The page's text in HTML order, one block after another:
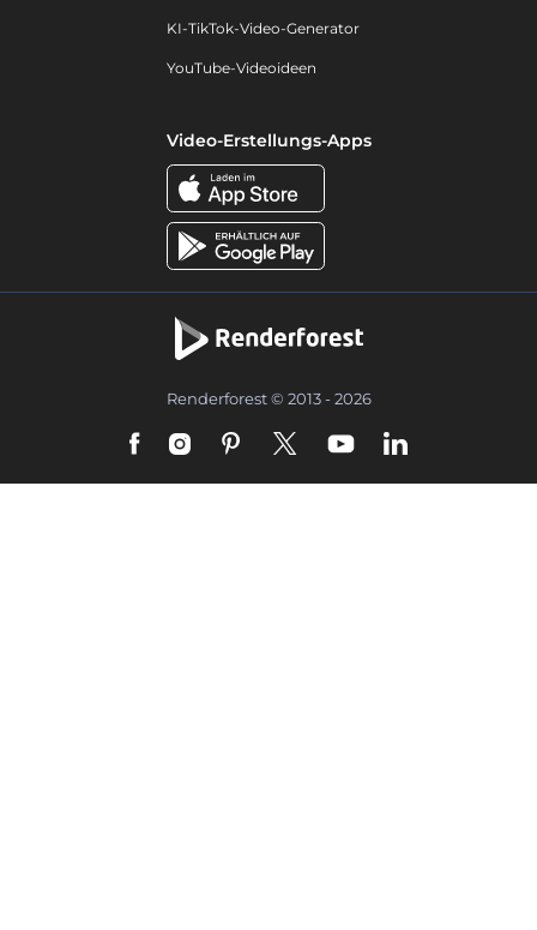
KI-TikTok-Video-Generator
YouTube-Videoideen
Video-Erstellungs-Apps
Renderforest © 2013 - 2026